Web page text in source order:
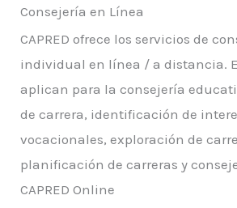
Consejería en Línea
CAPRED ofrece los servicios de
individual en línea / a distancia.
aplican para la consejería
de carrera, identificación de
vocacionales, exploración de
planificación de carreras y
CAPRED Online